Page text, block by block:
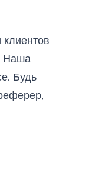
Наша
Будь